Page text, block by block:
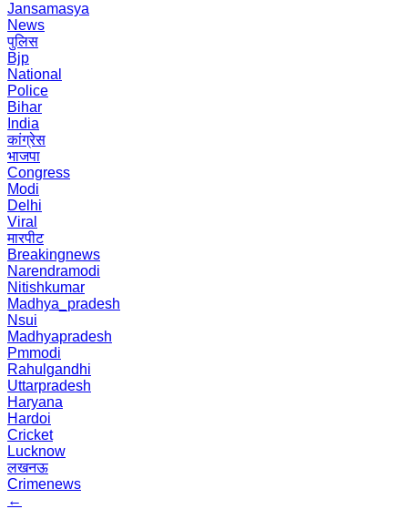
Jansamasya
News
पुलिस
Bjp
National
Police
Bihar
India
कांग्रेस
भाजपा
Congress
Modi
Delhi
Viral
मारपीट
Breakingnews
Narendramodi
Nitishkumar
Madhya_pradesh
Nsui
Madhyapradesh
Pmmodi
Rahulgandhi
Uttarpradesh
Haryana
Hardoi
Cricket
Lucknow
लखनऊ
Crimenews
←